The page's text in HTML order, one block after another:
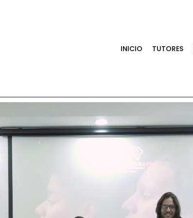
INICIO
TUTORES